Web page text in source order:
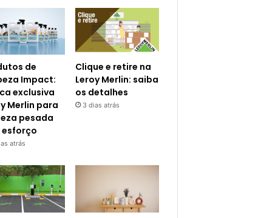
de
Impact:
exclusiva
Merlin para
pesada
esforço
atrás
Clique e retire na
Leroy Merlin: saiba
os detalhes
3 dias atrás